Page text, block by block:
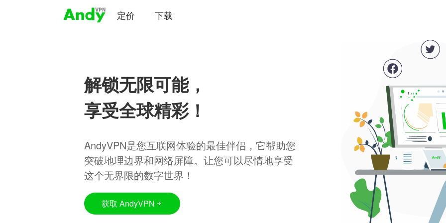
定价 下载
解锁无限可能，
享受全球精彩！
AndyVPN是您互联网体验的最佳伴侣，它帮助您
突破地理边界和网络屏障。让您可以尽情地享受
这个无界限的数字世界！
获取 AndyVPN